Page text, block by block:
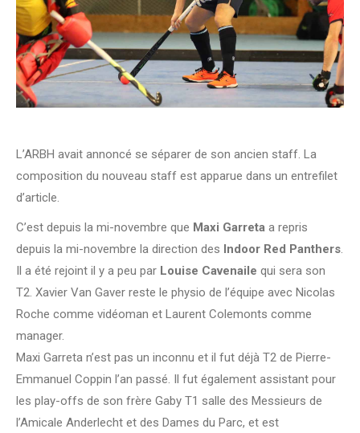
L’ARBH avait annoncé se séparer de son ancien staff. La
composition du nouveau staff est apparue dans un entrefilet
d’article.
C’est depuis la mi-novembre que Maxi Garreta a repris
depuis la mi-novembre la direction des Indoor Red Panthers.
Il a été rejoint il y a peu par Louise Cavenaile qui sera son
T2. Xavier Van Gaver reste le physio de l’équipe avec Nicolas
Roche comme vidéoman et Laurent Colemonts comme
manager.
Maxi Garreta n’est pas un inconnu et il fut déjà T2 de Pierre-
Emmanuel Coppin l’an passé. Il fut également assistant pour
les play-offs de son frère Gaby T1 salle des Messieurs de
l’Amicale Anderlecht et des Dames du Parc, et est